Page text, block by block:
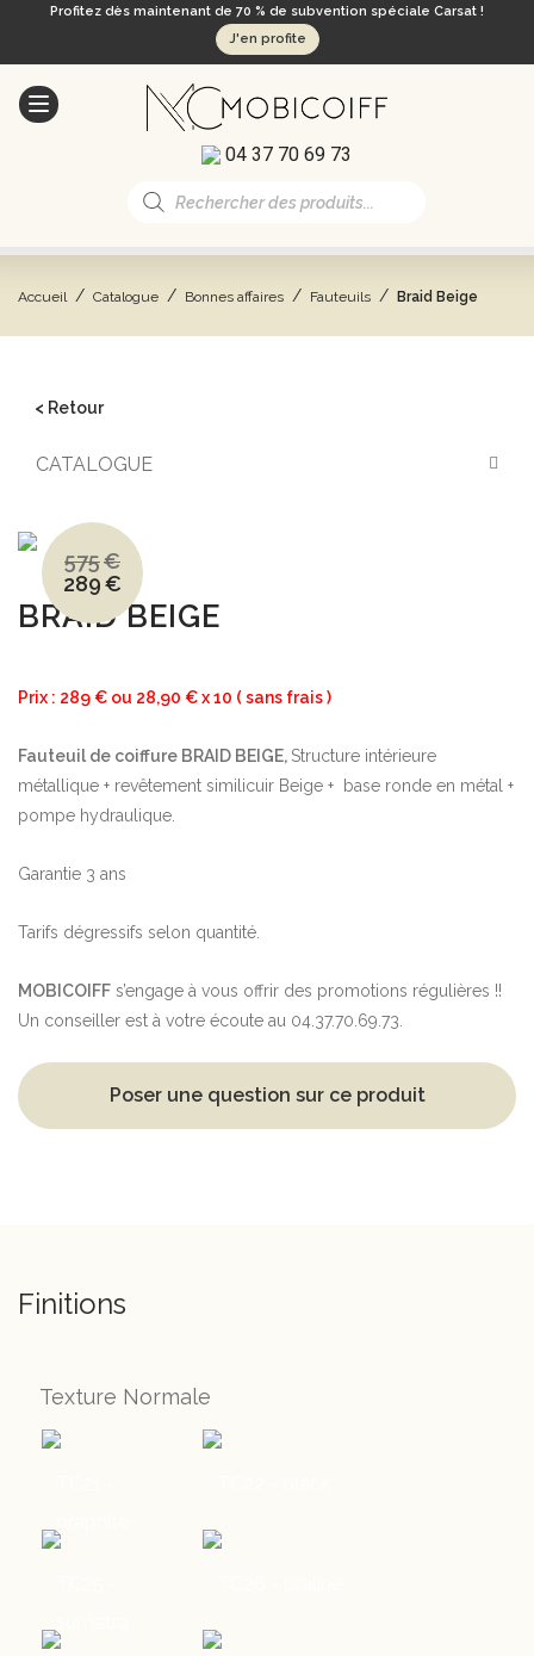
Profitez dès maintenant de 70 % de subvention spéciale Carsat !
J'en profite
04 37 70 69 73
Recherche
de
Accueil / Catalogue / Bonnes affaires / Fauteuils / Braid Beige
< Retour
CATALOGUE
BRAID BEIGE
575€
Le
prix
initial
était :
289€
Le
prix
actuel
est :
Prix : 289 € ou 28,90 € x 10 ( sans frais )
Fauteuil de coiffure BRAID BEIGE, Structure intérieure
métallique + revêtement similicuir Beige + base ronde en métal +
pompe hydraulique.
Garantie 3 ans
Tarifs dégressifs selon quantité.
MOBICOIFF s’engage à vous offrir des promotions régulières !!
Un conseiller est à votre écoute au 04.37.70.69.73.
Poser une question sur ce produit
Finitions
Texture Normale